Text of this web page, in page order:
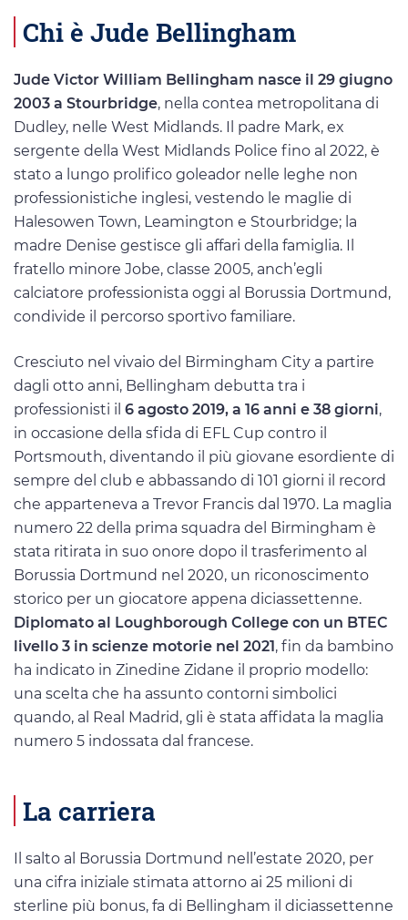
Chi è Jude Bellingham
Jude Victor William Bellingham nasce il 29 giugno
2003 a Stourbridge, nella contea metropolitana di
Dudley, nelle West Midlands. Il padre Mark, ex
sergente della West Midlands Police fino al 2022, è
stato a lungo prolifico goleador nelle leghe non
professionistiche inglesi, vestendo le maglie di
Halesowen Town, Leamington e Stourbridge; la
madre Denise gestisce gli affari della famiglia. Il
fratello minore Jobe, classe 2005, anch’egli
calciatore professionista oggi al Borussia Dortmund,
condivide il percorso sportivo familiare.
Cresciuto nel vivaio del Birmingham City a partire
dagli otto anni, Bellingham debutta tra i
professionisti il 6 agosto 2019, a 16 anni e 38 giorni,
in occasione della sfida di EFL Cup contro il
Portsmouth, diventando il più giovane esordiente di
sempre del club e abbassando di 101 giorni il record
che apparteneva a Trevor Francis dal 1970. La maglia
numero 22 della prima squadra del Birmingham è
stata ritirata in suo onore dopo il trasferimento al
Borussia Dortmund nel 2020, un riconoscimento
storico per un giocatore appena diciassettenne.
Diplomato al Loughborough College con un BTEC
livello 3 in scienze motorie nel 2021, fin da bambino
ha indicato in Zinedine Zidane il proprio modello:
una scelta che ha assunto contorni simbolici
quando, al Real Madrid, gli è stata affidata la maglia
numero 5 indossata dal francese.
La carriera
Il salto al Borussia Dortmund nell’estate 2020, per
una cifra iniziale stimata attorno ai 25 milioni di
sterline più bonus, fa di Bellingham il diciassettenne